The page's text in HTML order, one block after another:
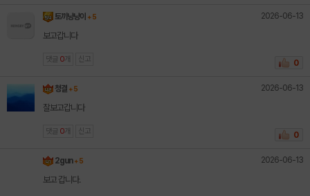
토끼냥냥이 + 5 2026-06-13
보고갑니다
댓글 0 개 신고 0
청결 + 5 2026-06-13
잘보고갑니다
댓글 0 개 신고 0
2gun + 5 2026-06-13
보고 갑니다.